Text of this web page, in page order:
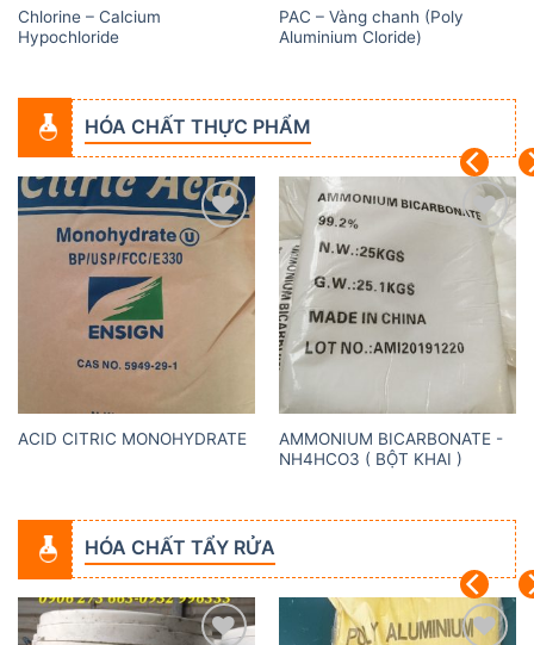
Chlorine – Calcium
Hypochloride
PAC – Vàng chanh (Poly
Aluminium Cloride)
HÓA CHẤT THỰC PHẨM
Add to
ACID CITRIC MONOHYDRATE
Add to
AMMONIUM BICARBONATE -
NH4HCO3 ( BỘT KHAI )
HÓA CHẤT TẨY RỬA